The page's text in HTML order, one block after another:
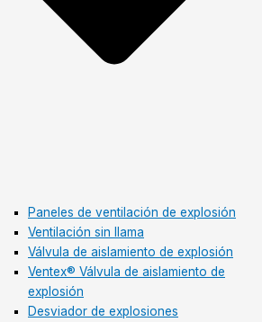
Paneles de ventilación de explosión
Ventilación sin llama
Válvula de aislamiento de explosión
Ventex® Válvula de aislamiento de
explosión
Desviador de explosiones